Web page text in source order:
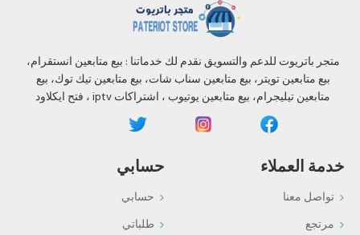
متجر باتريوت للدعم والتسويق نقدم لك خدماتنا : بيع متابعين انستقرام،
بيع متابعين تويتر، بيع متابعين سناب شات، بيع متابعين تيك توك، بيع
متابعين تيليجرام، بيع متابعين يوتيوب ، اشتراكات iptv ، فتح ايكلاود
خدمة العملاء
تواصل معنا
مرتجع
حسابي
حسابي
طلباتي